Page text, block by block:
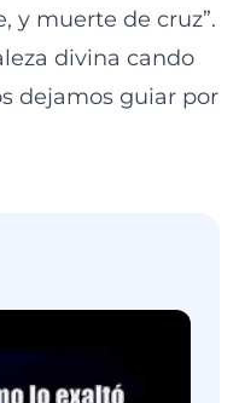
y muerte de cruz”.
divina cando
dejamos guiar por